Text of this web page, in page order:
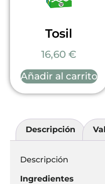
Tosil
16,60 €
Añadir al carrito
Descripción
Descripción
Ingredientes